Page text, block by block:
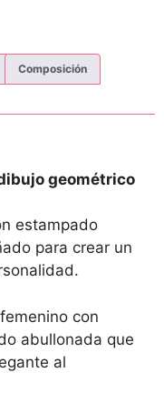
Composición
geométrico
estampado
para crear un
con
abullonada que
al